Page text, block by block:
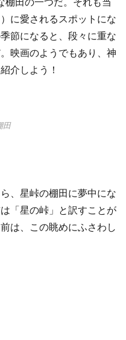
に愛されるスポットにな
節になると、段々に重な
映画のようでもあり、神
介しよう！
田
、星峠の棚田に夢中にな
「星の峠」と訳すことが
は、この眺めにふさわし